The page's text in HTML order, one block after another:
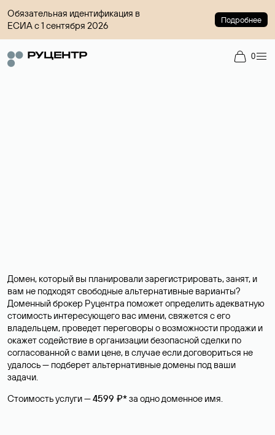
Обязательная идентификация в
ЕСИА с 1 сентября 2026
Подробнее
0
Домен, который вы планировали зарегистрировать, занят, и
вам не подходят свободные альтернативные варианты?
Доменный брокер Руцентра поможет определить адекватную
стоимость интересующего вас имени, свяжется с его
владельцем, проведет переговоры о возможности продажи и
окажет содействие в организации безопасной сделки по
согласованной с вами цене, в случае если договориться не
удалось — подберет альтернативные домены под ваши
задачи.
Стоимость услуги —4599 ₽*за одно доменное имя.